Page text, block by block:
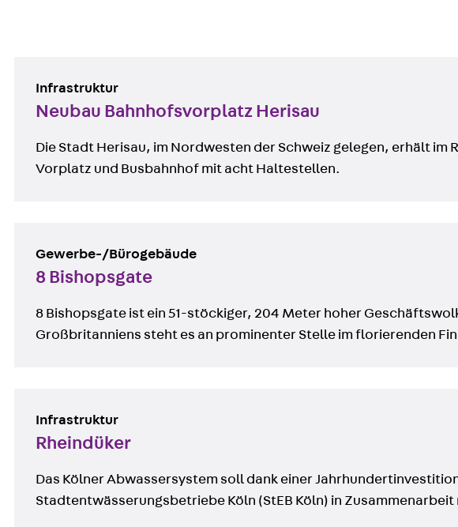
Infrastruktur
Neubau Bahnhofsvorplatz Herisau
Die Stadt Herisau, im Nordwesten der Schweiz gelegen, erhält
Vorplatz und Busbahnhof mit acht Haltestellen.
Gewerbe-/Bürogebäude
8 Bishopsgate
8 Bishopsgate ist ein 51-stöckiger, 204 Meter hoher
Großbritanniens steht es an prominenter Stelle im florierenden
Infrastruktur
Rheindüker
Das Kölner Abwassersystem soll dank einer
Stadtentwässerungsbetriebe Köln (StEB Köln) in